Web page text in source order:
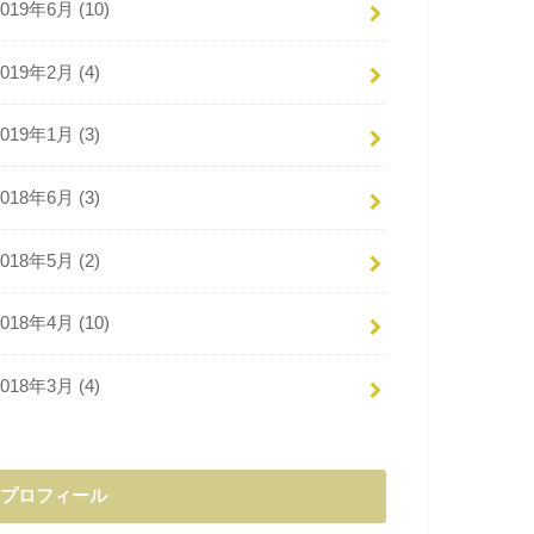
年6月 (10)
年2月 (4)
年1月 (3)
年6月 (3)
年5月 (2)
年4月 (10)
年3月 (4)
プロフィール